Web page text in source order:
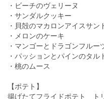
・ビーチのヴェリーヌ
・サンダルクッキー
・貝殻のマカロンアイスサン
・メロンのケーキ
・マンゴーとドラゴンフル
・パッションとパインのタ
・桃のムース
【ポテト】
揚げたてフライドポテト ト